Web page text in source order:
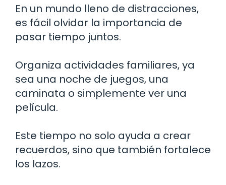
En un mundo lleno de distracciones,
es fácil olvidar la importancia de
pasar tiempo juntos.
Organiza actividades familiares, ya
sea una noche de juegos, una
caminata o simplemente ver una
película.
Este tiempo no solo ayuda a crear
recuerdos, sino que también fortalece
los lazos.